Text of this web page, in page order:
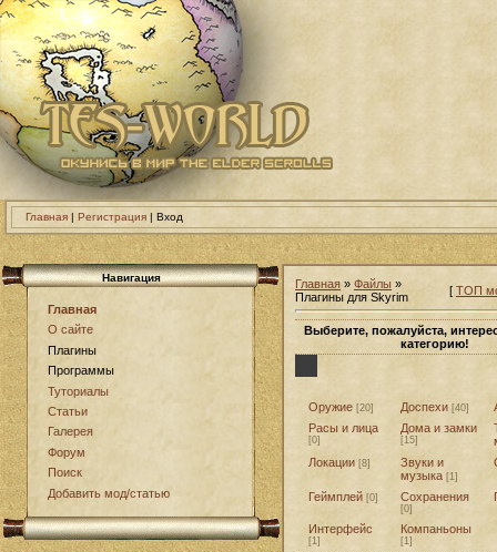
Главная | Регистрация | Вход
Навигация
Главная
О сайте
Плагины
Программы
Туториалы
Статьи
Галерея
Форум
Поиск
Добавить мод/статью
Главная » Файлы »
Плагины для Skyrim
[ ТОП
Выберите, пожалуйста,
категорию!
Оружие [20] Доспехи [40]
Расы и лица
[0]
Дома и замки
[15]
Локации [8]
Звуки и
музыка [1]
Геймплей [0] Сохранения
[0]
Интерфейс
[1]
Компаньоны
[1]